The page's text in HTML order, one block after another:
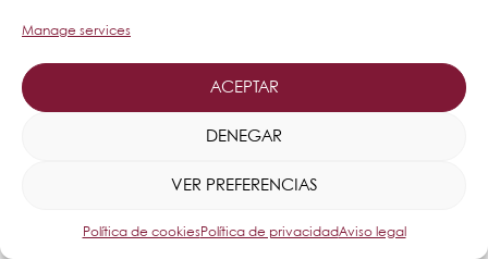
Manage services
ACEPTAR
DENEGAR
VER PREFERENCIAS
Política de cookiesPolítica de privacidadAviso legal